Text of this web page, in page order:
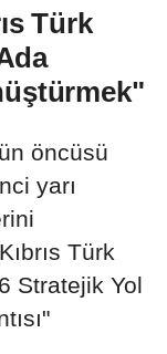
Türk
öncüsü
yarı
Türk
Stratejik Yol